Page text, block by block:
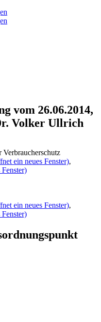
vom 26.06.2014,
Volker Ullrich
ein neues Fenster),
ein neues Fenster),